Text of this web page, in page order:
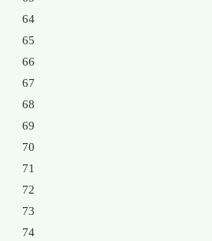
64
65
66
67
68
69
70
71
72
73
74